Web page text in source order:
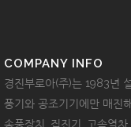
COMPANY INFO
경진부로아(주)는 1983년
풍기와 공조기기에만 매진
송풍장치, 집진기, 고속열